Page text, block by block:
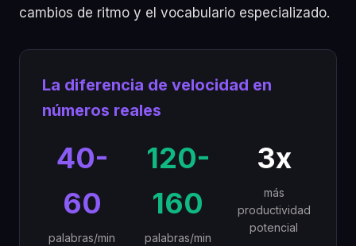
cambios de ritmo y el vocabulario especializado.
La diferencia de velocidad en
números reales
40-
60
palabras/min
120-
160
palabras/min
3x
más
productividad
potencial